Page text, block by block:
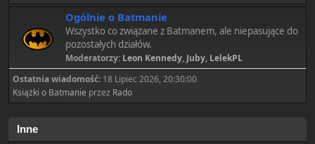
Ogólnie o Batmanie
Wszystko co związane z Batmanem, ale niepasujące do
pozostałych działów.
Moderatorzy: Leon Kennedy, Juby, LelekPL
Ostatnia wiadomość: 18 Lipiec 2026, 20:30:00
Książki o Batmanie przez Rado
Inne